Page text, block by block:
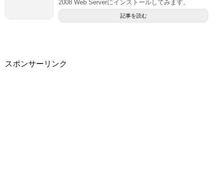
2008 Web Serverにインストールしてみます。
記事を読む
スポンサーリンク